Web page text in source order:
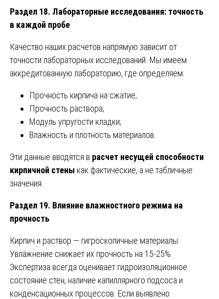
Раздел 18. Лабораторные исследования: точность
в каждой пробе
Качество наших расчетов напрямую зависит от
точности лабораторных исследований. Мы имеем
аккредитованную лабораторию, где определяем:
Прочность кирпича на сжатие;
Прочность раствора;
Модуль упругости кладки;
Влажность и плотность материалов.
Эти данные вводятся в расчет несущей способности
кирпичной стены как фактические, а не табличные
значения.
Раздел 19. Влияние влажностного режима на
прочность
Кирпич и раствор — гигроскопичные материалы.
Увлажнение снижает их прочность на 15-25%.
Экспертиза всегда оценивает гидроизоляционное
состояние стен, наличие капиллярного подсоса и
конденсационных процессов. Если выявлено